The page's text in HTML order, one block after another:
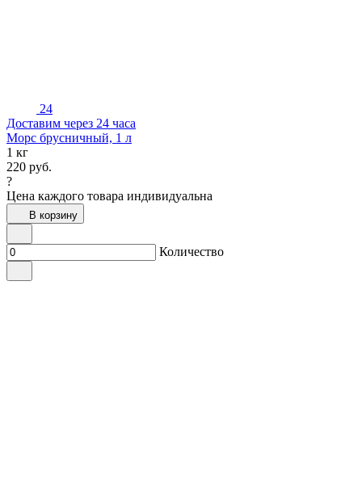
24
Доставим через 24 часа
Морс брусничный, 1 л
1 кг
220 руб.
?
Цена каждого товара индивидуальна
В корзину
Количество